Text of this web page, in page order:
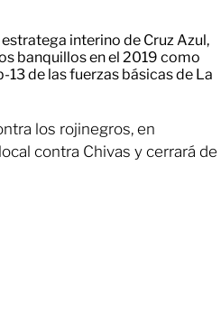
interino de Cruz Azul,
banquillos en el 2019 como
13 de las fuerzas básicas de La
los rojinegros, en
contra Chivas y cerrará de